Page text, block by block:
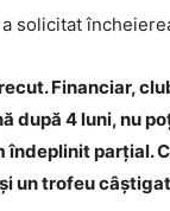
solicitat
Financiar,
4 luni, nu
parțial.
un trofeu